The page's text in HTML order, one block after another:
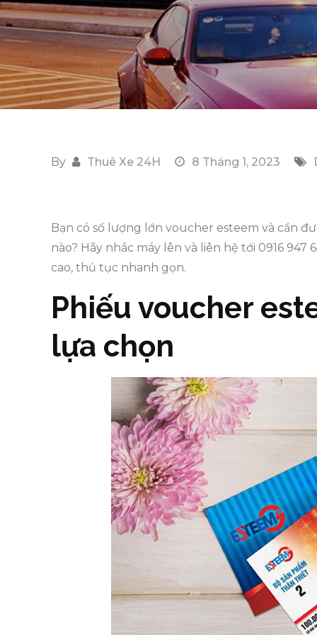
By Thuê Xe 24H 8 Tháng 1, 2023
Bạn có số lượng lớn voucher esteem và cần
nào? Hãy nhắc máy lên và liên hệ tới 0916 947
cao, thủ tục nhanh gọn.
Phiếu voucher
lựa chọn